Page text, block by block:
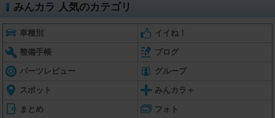
みんカラ 人気のカテゴリ
車種別 イイね！
整備手帳 ブログ
パーツレビュー グループ
スポット みんカラ＋
まとめ フォト